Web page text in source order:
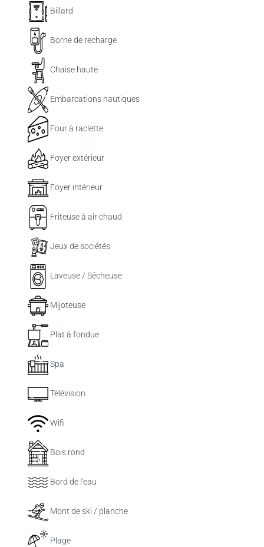
Billard
Borne de recharge
Chaise haute
Embarcations nautiques
Four à raclette
Foyer extérieur
Foyer intérieur
Friteuse à air chaud
Jeux de sociétés
Laveuse / Sécheuse
Mijoteuse
Plat à fondue
Spa
Télévision
Wifi
Bois rond
Bord de l'eau
Mont de ski / planche
Plage